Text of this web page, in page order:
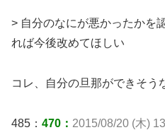
> 自分のなにが悪かったかを
れば今後改めてほしい
コレ、自分の旦那ができそう
485： 470： 2015/08/20 (木)